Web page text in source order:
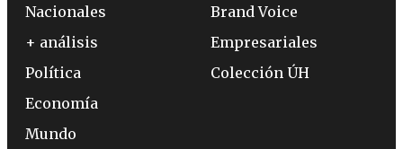
Nacionales
+ análisis
Política
Economía
Mundo
Brand Voice
Empresariales
Colección ÚH